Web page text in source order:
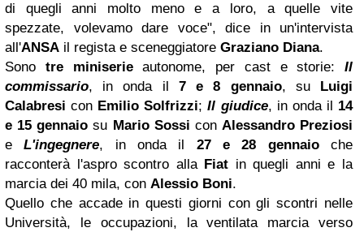
di quegli anni molto meno e a loro, a quelle vite
spezzate, volevamo dare voce", dice in un'intervista
all'ANSA il regista e sceneggiatore Graziano Diana.
Sono tre miniserieautonome, per cast e storie: Il
commissario, in onda il 7 e 8 gennaio, su Luigi
Calabresi con Emilio Solfrizzi;Il giudice, in onda il 14
e 15 gennaio su Mario Sossi con Alessandro Preziosi
eL'ingegnere, in onda il 27 e 28 gennaioche
racconterà l'aspro scontro alla Fiat in quegli anni e la
marcia dei 40 mila, con Alessio Boni.
Quello che accade in questi giorni con gli scontri nelle
Università, le occupazioni, la ventilata marcia verso